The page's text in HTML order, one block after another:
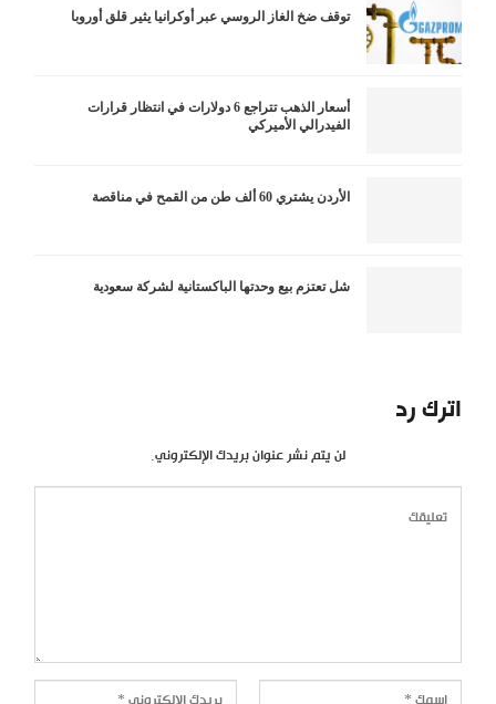
توقف ضخ الغاز الروسي عبر أوكرانيا يثير قلق أوروبا
أسعار الذهب تتراجع 6 دولارات في انتظار قرارات
الفيدرالي الأميركي
الأردن يشتري 60 ألف طن من القمح في مناقصة
شل تعتزم بيع وحدتها الباكستانية لشركة سعودية
اترك رد
لن يتم نشر عنوان بريدك الإلكتروني.